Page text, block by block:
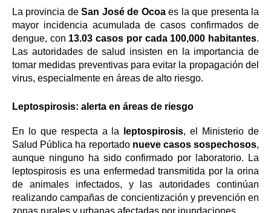
La provincia deSan José de Ocoaes la que presenta la
mayor incidencia acumulada de casos confirmados de
dengue, con 13.03 casos por cada 100,000 habitantes.
Las autoridades de salud insisten en la importancia de
tomar medidas preventivas para evitar la propagación del
virus, especialmente en áreas de alto riesgo.
Leptospirosis: alerta en áreas de riesgo
En lo que respecta a la leptospirosis, el Ministerio de
Salud Pública ha reportado nueve casos sospechosos,
aunque ninguno ha sido confirmado por laboratorio. La
leptospirosis es una enfermedad transmitida por la orina
de animales infectados, y las autoridades continúan
realizando campañas de concientización y prevención en
zonas rurales y urbanas afectadas por inundaciones.